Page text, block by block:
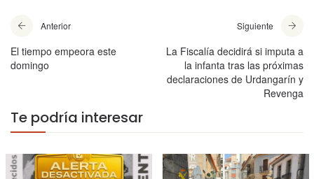
Anterior
El tiempo empeora este
domingo
Siguiente
La Fiscalía decidirá si imputa a
la infanta tras las próximas
declaraciones de Urdangarín y
Revenga
Te podría interesar